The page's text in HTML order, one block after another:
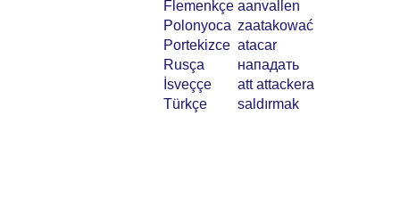
Flemenkçe aanvallen
Polonyoca zaatakować
Portekizce atacar
Rusça
нападать
İsveççe
att attackera
Türkçe
saldırmak